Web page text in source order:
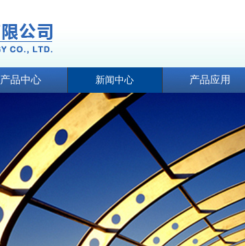
产品中心 新闻中心 产品应用